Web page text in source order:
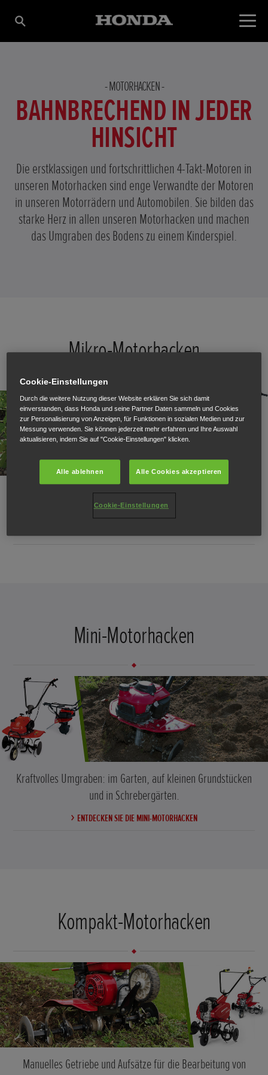
MOTORHACKEN
BAHNBRECHEND IN JEDER
HINSICHT
Die erstklassigen und fortschrittlichen 4-Takt-Motoren in
unseren Motorhacken sind enge Verwandte der Motoren
in unseren Motorrädern und Automobilen. Sie bilden das
starke Herz in allen unseren Motorhacken und machen
das Umgraben des Bodens zu einem Kinderspiel.
Mikro-Motorhacken
Es ist an der Zeit, auch auf kleinen Gartengrundstücken nicht
mehr zu kleckern.
Mini-Motorhacken
Kraftvolles Umgraben: im Garten, auf kleinen Grundstücken
und in Schrebergärten.
ENTDECKEN SIE DIE MINI-MOTORHACKEN
Kompakt-Motorhacken
Manuelles Getriebe und Aufsätze für die Bearbeitung von
Cookie-Einstellungen
Durch die weitere Nutzung dieser Website erklären Sie sich damit
einverstanden, dass Honda und seine Partner Daten sammeln und Cookies
zur Personalisierung von Anzeigen, für Funktionen in sozialen Medien und zur
Messung verwenden. Sie können jederzeit mehr erfahren und Ihre Auswahl
aktualisieren, indem Sie auf "Cookie-Einstellungen" klicken.
Alle ablehnen Alle Cookies akzeptieren
Cookie-Einstellungen